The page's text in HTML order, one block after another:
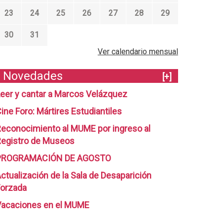
23 24 25 26 27 28 29
30
31
Ver calendario mensual
Novedades
[+]
y cantar a Marcos Velázquez
Foro: Mártires Estudiantiles
al MUME por ingreso al
de Museos
DE AGOSTO
de la Sala de Desaparición
en el MUME